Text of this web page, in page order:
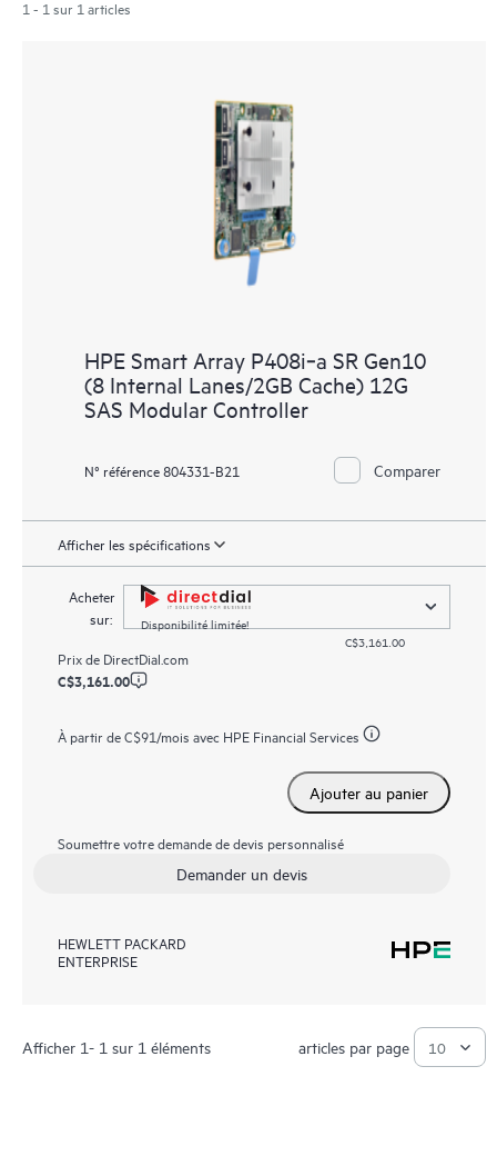
1 - 1 sur 1 articles
HPE Smart Array P408i‑a SR Gen10
(8 Internal Lanes/2GB Cache) 12G
SAS Modular Controller
N° référence 804331-B21 Comparer
Afficher les spécifications
Acheter
sur:
Disponibilité limitée!
C$3,161.00
Prix de DirectDial.com
C$3,161.00
À partir deC$91/mois avec HPE Financial Services
Ajouter au panier
Soumettre votre demande de devis personnalisé
Demander un devis
HEWLETT PACKARD
ENTERPRISE
Afficher 1- 1 sur 1 éléments articles par page